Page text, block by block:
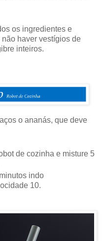
os ingredientes e
haver vestígios de
inteiros.
o ananás, que deve
de cozinha e misture 5
indo
10.